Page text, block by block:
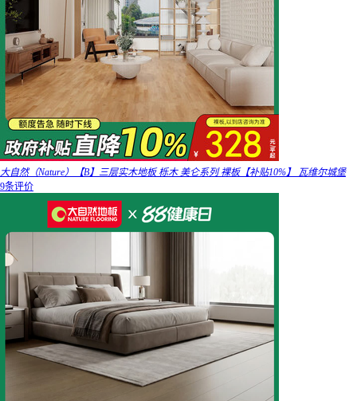
大自然（Nature）【B】三层实木地板 栎木 美仑系列 裸板【补贴10%】 瓦维尔城堡
9条评价